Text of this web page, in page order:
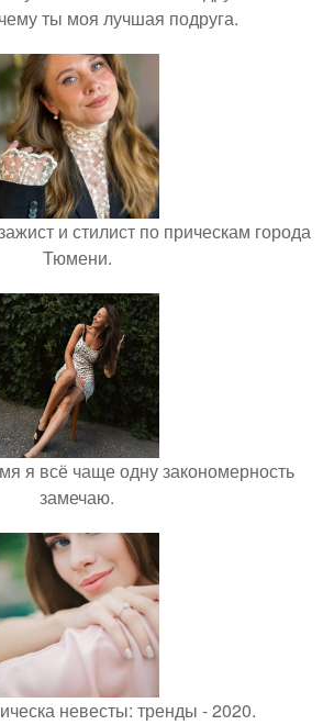
ты моя лучшая подруга.
и стилист по прическам города
Тюмени.
я всё чаще одну закономерность
замечаю.
невесты: тренды - 2020.